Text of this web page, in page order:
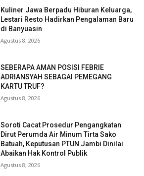
Kuliner Jawa Berpadu Hiburan Keluarga,
Lestari Resto Hadirkan Pengalaman Baru
di Banyuasin
Agustus 8, 2026
SEBERAPA AMAN POSISI FEBRIE
ADRIANSYAH SEBAGAI PEMEGANG
KARTU TRUF?
Agustus 8, 2026
Soroti Cacat Prosedur Pengangkatan
Dirut Perumda Air Minum Tirta Sako
Batuah, Keputusan PTUN Jambi Dinilai
Abaikan Hak Kontrol Publik
Agustus 8, 2026